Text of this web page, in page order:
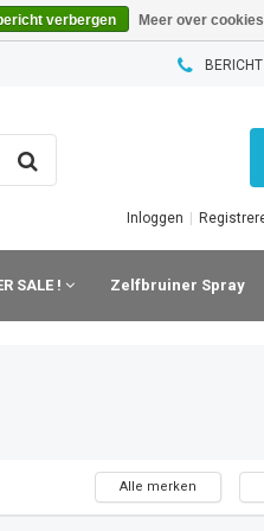
Inloggen
SALE ! Zelfbruiner Spray
Alle merken
verbergen Meer over